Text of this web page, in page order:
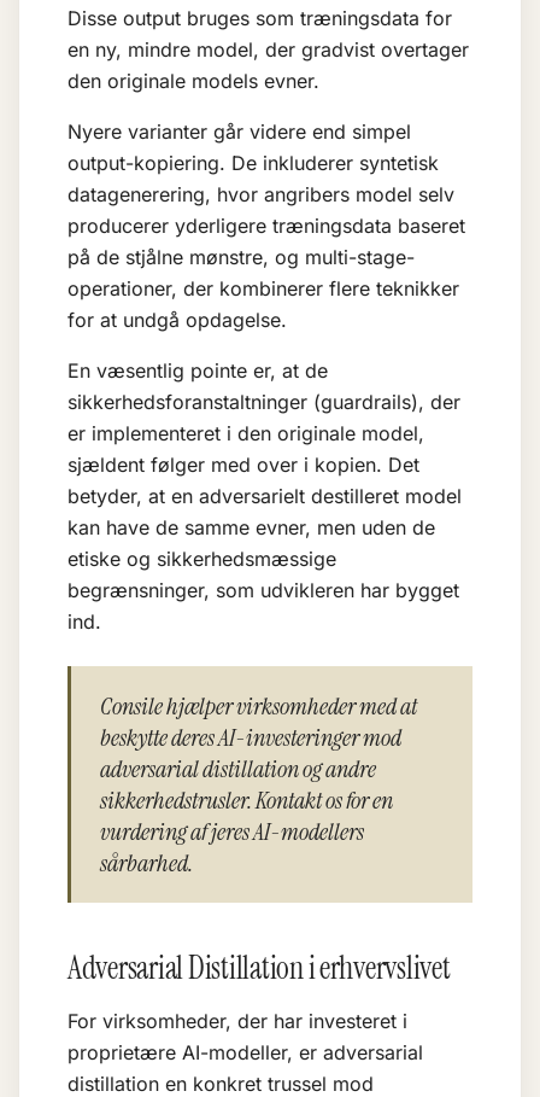
Disse output bruges som træningsdata for
en ny, mindre model, der gradvist overtager
den originale models evner.
Nyere varianter går videre end simpel
output-kopiering. De inkluderer syntetisk
datagenerering, hvor angribers model selv
producerer yderligere træningsdata baseret
på de stjålne mønstre, og multi-stage-
operationer, der kombinerer flere teknikker
for at undgå opdagelse.
En væsentlig pointe er, at de
sikkerhedsforanstaltninger (guardrails), der
er implementeret i den originale model,
sjældent følger med over i kopien. Det
betyder, at en adversarielt destilleret model
kan have de samme evner, men uden de
etiske og sikkerhedsmæssige
begrænsninger, som udvikleren har bygget
ind.
Consile hjælper virksomheder med at
beskytte deres AI-investeringer mod
adversarial distillation og andre
sikkerhedstrusler. Kontakt os for en
vurdering af jeres AI-modellers
sårbarhed.
Adversarial Distillation i erhvervslivet
For virksomheder, der har investeret i
proprietære AI-modeller, er adversarial
distillation en konkret trussel mod